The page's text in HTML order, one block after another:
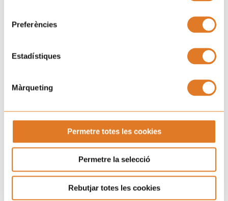
Preferències
Estadístiques
Màrqueting
Permetre totes les cookies
Permetre la selecció
Rebutjar totes les cookies